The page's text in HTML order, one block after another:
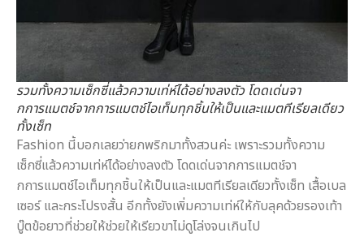
รวมทั้งความเซ็กซี่แล้วความเท่ห์ได้อย่างลงตัว โดดเด่นจา
กการแมตช์จากการแมตช์ไอเท็มทุกชิ้นให้เป็นและแมตทีเรียลเดียว
ทั้งเซ็ท
Fashion นี้บอกเลยว่ายกพริกมาทั้งสวนค่ะ เพราะรวมทั้งความ
เซ็กซี่แล้วความเท่ห์ได้อย่างลงตัว โดดเด่นจากการแมตช์จา
กการแมตช์ไอเท็มทุกชิ้นให้เป็นและแมตทีเรียลเดียวทั้งเซ็ท เสื้อเบล
เซอร์ และกระโปรงสั้น อีกทั้งยังเพิ่มความเท่ห์ให้กับลุคด้วยรองเท้า
บู๊ตข้อยาวที่ช่วยให้ช่วยให้เรียวขาไม่ดูโล่งจนเกินไป